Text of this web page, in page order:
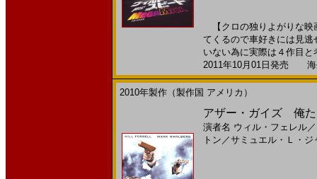
【クロの独りよがりな映
てくるので車好きには見
いない為に実際は４作目
2011年10月01日発売 海
2010年製作（製作国 アメリカ）
アザー・ガイズ 俺た
演者名 ウィル・フェレル／
トン ／サミュエル・Ｌ・ジ